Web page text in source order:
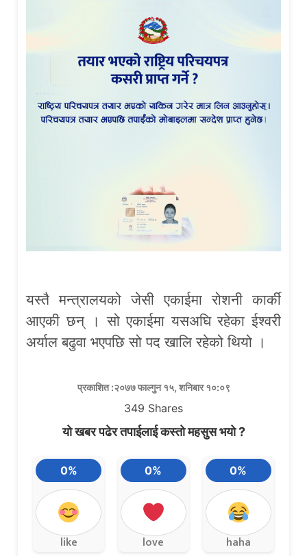
यस्तै मन्त्रालयको जेसी एकाईमा रोशनी कार्की
आएकी छन् । सो एकाईमा यसअघि रहेका ईश्वरी
अर्याल बढुवा भएपछि सो पद खालि रहेको थियो ।
प्रकाशित :२०७७ फाल्गुन १५, शनिबार १०:०९
349 Shares
यो खबर पढेर तपाईलाई कस्तो महसुस भयो ?
0%
like
0%
love
0%
haha